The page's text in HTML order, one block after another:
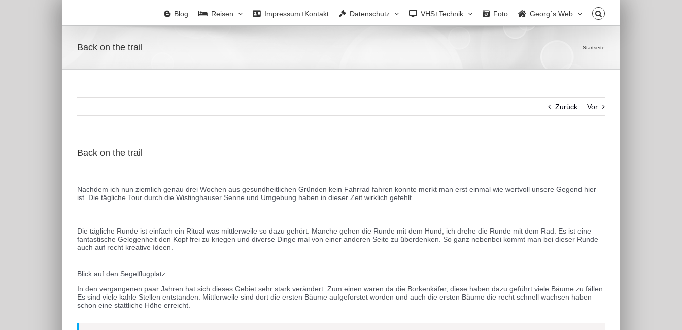
Blog Reisen Impressum+Kontakt Datenschutz VHS+Technik Foto Georg´s Web
Back on the trail Startseite
Zurück Vor
Back on the trail
Bild
Nachdem ich nun ziemlich genau drei Wochen aus gesundheitlichen Gründen kein Fahrrad fahren konnte merkt man erst einmal wie wertvoll unsere Gegend hier
ist. Die tägliche Tour durch die Wistinghauser Senne und Umgebung haben in dieser Zeit wirklich gefehlt.
Die tägliche Runde ist einfach ein Ritual was mittlerweile so dazu gehört. Manche gehen die Runde mit dem Hund, ich drehe die Runde mit dem Rad. Es ist eine
fantastische Gelegenheit den Kopf frei zu kriegen und diverse Dinge mal von einer anderen Seite zu überdenken. So ganz nebenbei kommt man bei dieser Runde
auch auf recht kreative Ideen.
Blick auf den Segelflugplatz
In den vergangenen paar Jahren hat sich dieses Gebiet sehr stark verändert. Zum einen waren da die Borkenkäfer, diese haben dazu geführt viele Bäume zu fällen.
Es sind viele kahle Stellen entstanden. Mittlerweile sind dort die ersten Bäume aufgeforstet worden und auch die ersten Bäume die recht schnell wachsen haben
schon eine stattliche Höhe erreicht.